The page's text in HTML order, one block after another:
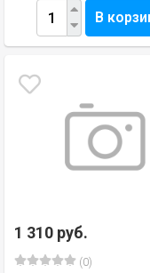
В
1 310 руб.
(0)